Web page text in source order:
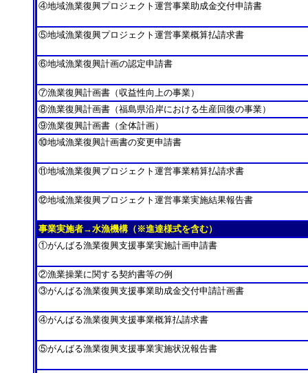
④地域漁業復興プロジェクト運営事業助成金交付申請書
⑤地域漁業復興プロジェクト運営事業概算払請求書
⑥地域漁業復興計画の認定申請書
⑦漁業復興計画書（収益性向上の事業）
⑧漁業復興計画書（福島県沿岸における生産回復の事業）
⑨漁業復興計画書（全体計画）
⑩地域漁業復興計画書の変更申請書
⑪地域漁業復興プロジェクト運営事業精算払請求書
⑫地域漁業復興プロジェクト運営事業実施結果報告書
事業実施者→水漁機構（※進達様式を含む）
①がんばる漁業復興支援事業実施計画申請書
②漁業操業に関する契約書等の例
③がんばる漁業復興支援事業助成金交付申請計画書
④がんばる漁業復興支援事業概算払請求書
⑤がんばる漁業復興支援事業実施状況報告書